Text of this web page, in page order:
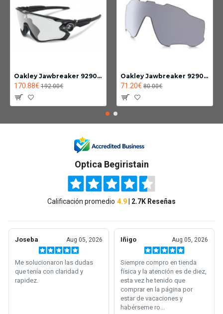
Oakley Jawbreaker 9290-14
170.88€ 192.00€
Oakley Jawbreaker 9290 lente Fotocromatica clear black iridium
71.20€ 80.00€